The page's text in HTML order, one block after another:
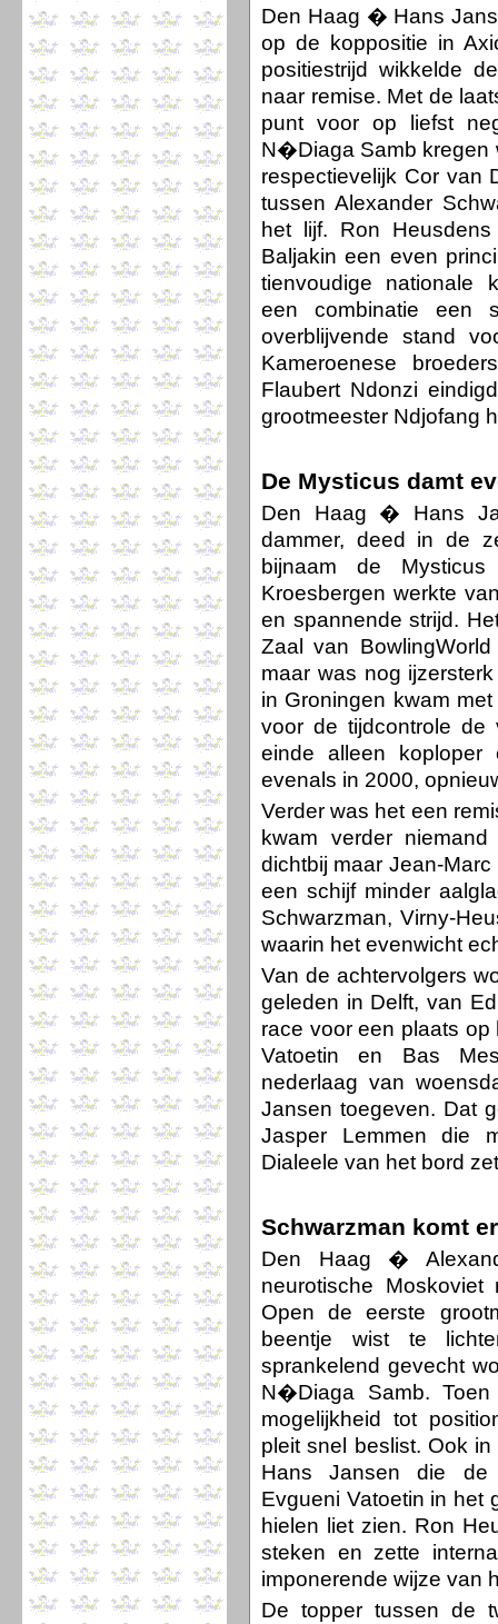
Den Haag � Hans
op de koppositie in
positiestrijd wikkelde
naar remise. Met de
punt voor op liefst
N�Diaga Samb kregen
respectievelijk Cor van
tussen Alexander
het lijf. Ron
Baljakin een even
tienvoudige nationale
een combinatie een
overblijvende stand
Kameroenese
Flaubert Ndonzi
grootmeester Ndjofang
De Mysticus damt
Den Haag � Hans
dammer, deed in de
bijnaam de
Kroesbergen werkte
en spannende strijd.
Zaal van
maar was nog
in Groningen kwam
voor de tijdcontrole
einde alleen
evenals in 2000,
Verder was het een
kwam verder
dichtbij maar Jean-
een schijf minder
Schwarzman, Virny-
waarin het evenwicht
Van de achtervolgers
geleden in Delft, van
race voor een plaats
Vatoetin en Bas
nederlaag van
Jansen toegeven. Dat
Jasper Lemmen die
Dialeele van het bord
Schwarzman komt
Den Haag �
neurotische
Open de eerste
beentje wist te
sprankelend gevecht
N�Diaga Samb.
mogelijkheid tot
pleit snel beslist. Ook
Hans Jansen die de
Evgueni Vatoetin in het
hielen liet zien. Ron
steken en zette
imponerende wijze van
De topper tussen de